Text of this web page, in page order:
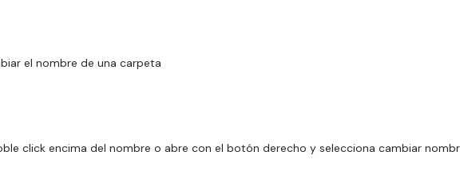
el nombre de una carpeta
click encima del nombre o abre con el botón derecho y selecciona cambiar